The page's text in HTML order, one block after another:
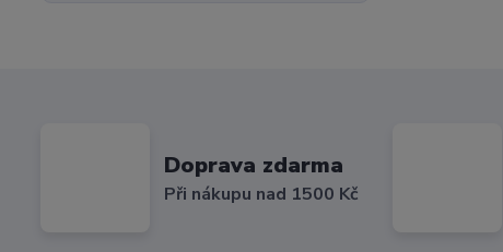
Doprava zdarma
Při nákupu nad 1500 Kč